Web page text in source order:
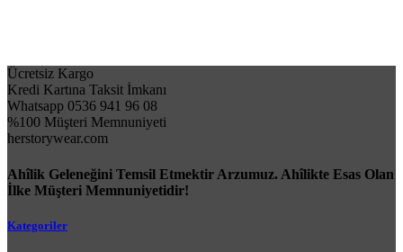
Ücretsiz Kargo
Kredi Kartına Taksit İmkanı
Whatsapp 0536 941 96 08
%100 Müşteri Memnuniyeti
herstorywear.com
Ahîlik Geleneğini Temsil Etmektir Arzumuz. Ahîlikte Esas Olan
İlke Müşteri Memnuniyetidir!
Kategoriler